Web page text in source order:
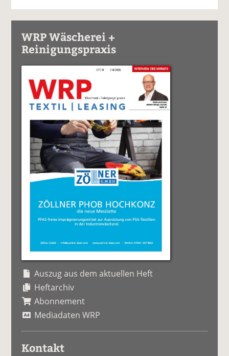
WRP Wäscherei +
Reinigungspraxis
Auszug aus dem aktuellen Heft
Heftarchiv
Abonnement
Mediadaten WRP
Kontakt